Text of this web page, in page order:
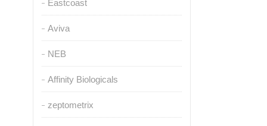
Eastcoast
Aviva
NEB
Affinity Biologicals
zeptometrix